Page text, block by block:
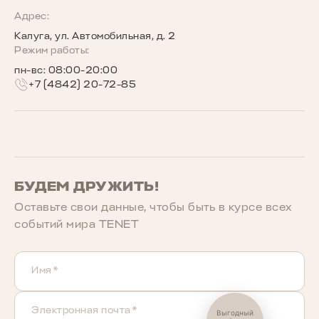
Программы страхования
Запись на сервис
Сообщество владельцев TENET
Беговое сообщество TENET
БУДЕМ ДРУЖИТЬ!
Оставьте свои данные, чтобы быть в курcе всех
событий мира TENET
Имя*
Электронная почта*
Адрес:
Калуга, ул. Автомобильная, д. 2
Режим работы:
пн-вс: 08:00-20:00
+7 (4842) 20-72-85
Выгодный